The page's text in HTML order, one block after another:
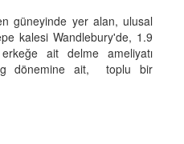
güneyinde yer alan, ulusal
kalesi Wandlebury'de, 1.9
ait delme ameliyatı
dönemine ait, toplu bir